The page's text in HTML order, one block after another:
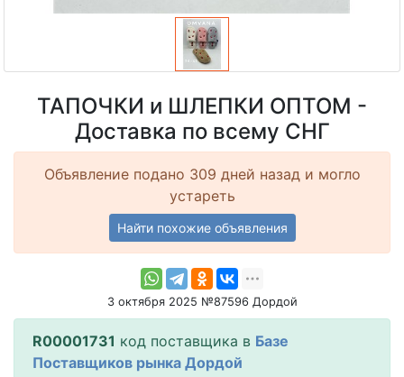
ТАПОЧКИ и ШЛЕПКИ ОПТОМ -
Доставка по всему СНГ
Объявление подано 309 дней назад и могло
устареть
Найти похожие объявления
3 октября 2025 №87596 Дордой
R00001731 код поставщика в Базе
Поставщиков рынка Дордой